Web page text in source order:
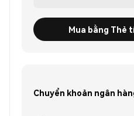
Mua bằng Thẻ
Chuyển khoản ngân